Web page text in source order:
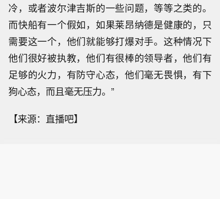
冷，或者波尔津吉斯的一些问题，等等之类的。
而快船有一个假如，如果莱昂纳德是健康的，只
需要这一个，他们就能够打爆对手。这种情况下
他们很好被执教，他们有很棒的领导者，他们有
足够的火力，有防守心态，他们毫无畏惧，有下
狗心态，而且毫无压力。”
【来源：直播吧】